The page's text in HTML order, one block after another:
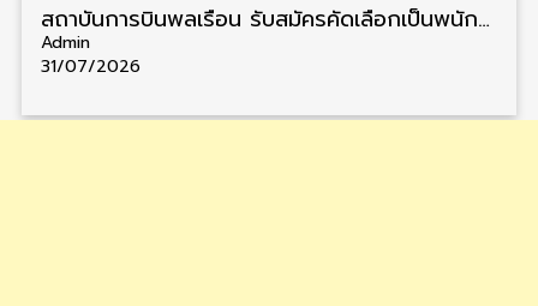
สถาบันการบินพลเรือน รับสมัครคัดเลือกเป็นพนักงาน วุฒิ ป.ตรี/ป.โท/ป.เอก 11 อัตรา รับสมัคร 27 กรกฎาคม – 10 สิงหาคม
Admin
31/07/2026